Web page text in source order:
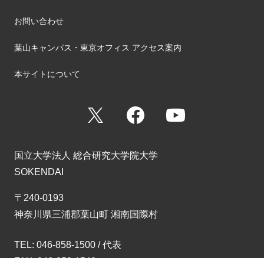
お問い合わせ
葉山キャンパス・東京オフィス アクセス案内
本サイトについて
Facebook
国立大学法人 総合研究大学院大学
SOKENDAI
〒240-0193
神奈川県三浦郡葉山町 湘南国際村
TEL: 046-858-1500 / 代表